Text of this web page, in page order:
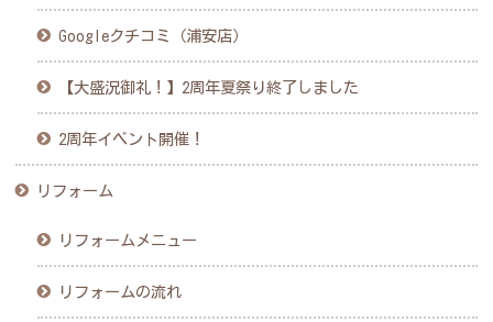
Googleクチコミ（浦安店）
【大盛況御礼！】2周年夏祭り終了しました
2周年イベント開催！
リフォーム
リフォームメニュー
リフォームの流れ